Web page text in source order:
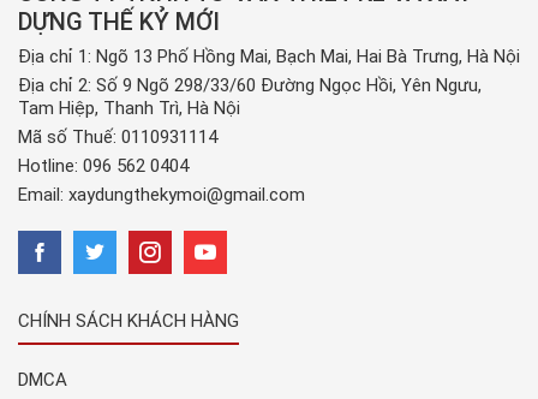
DỰNG THẾ KỶ MỚI
Địa chỉ 1: Ngõ 13 Phố Hồng Mai, Bạch Mai, Hai Bà Trưng, Hà Nội
Địa chỉ 2: Số 9 Ngõ 298/33/60 Đường Ngọc Hồi, Yên Ngưu,
Tam Hiệp, Thanh Trì, Hà Nội
Mã số Thuế: 0110931114
Hotline: 096 562 0404
Email: xaydungthekymoi@gmail.com
CHÍNH SÁCH KHÁCH HÀNG
DMCA